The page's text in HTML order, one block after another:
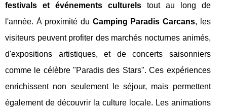
festivals et événements culturelstout au long de
l'année. À proximité du Camping Paradis Carcans, les
visiteurs peuvent profiter des marchés nocturnes animés,
d'expositions artistiques, et de concerts saisonniers
comme le célèbre "Paradis des Stars". Ces expériences
enrichissent non seulement le séjour, mais permettent
également de découvrir la culture locale. Les animations